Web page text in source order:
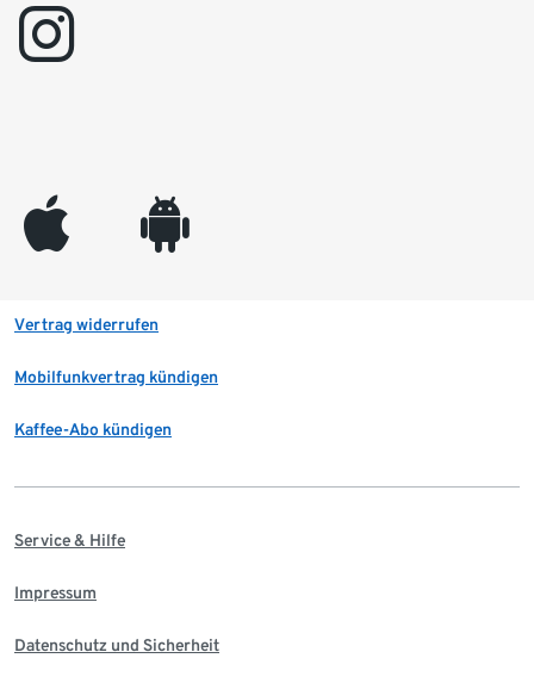
instagram
appleinc android
Vertrag widerrufen
Mobilfunkvertrag kündigen
Kaffee-Abo kündigen
Service & Hilfe
Impressum
Datenschutz und Sicherheit